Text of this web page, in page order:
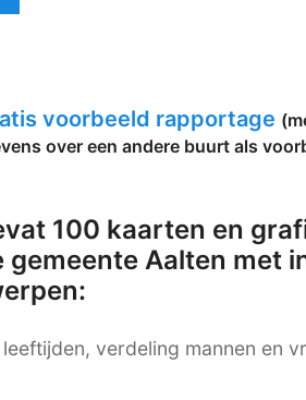
voorbeeld rapportage
over een andere buurt als
100 kaarten en
gemeente Aalten met
verdeling mannen en